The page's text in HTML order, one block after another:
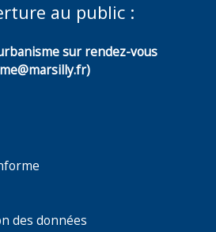
au public :
sur rendez-vous
des données